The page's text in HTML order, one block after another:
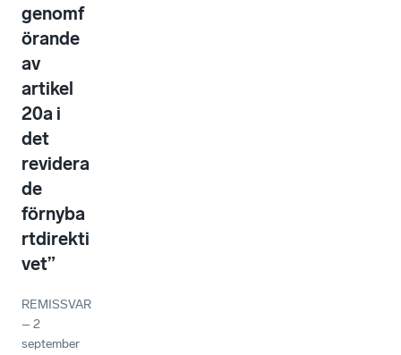
genomf
örande
av
artikel
20a i
det
revidera
de
förnyba
rtdirekti
vet”
REMISSVAR
–2
september